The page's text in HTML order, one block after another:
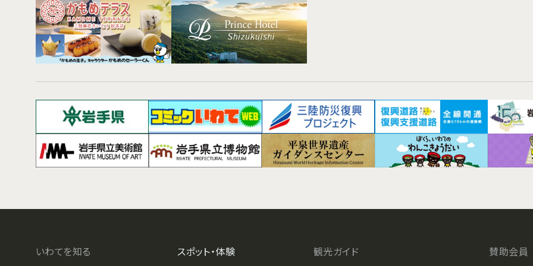
いわてを知る スポット・体験 観光ガイド 賛助会員